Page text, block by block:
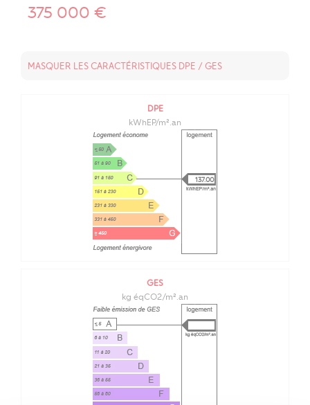
375 000 €
MASQUER LES CARACTÉRISTIQUES DPE / GES
DPE
kWhEP/m².an
137.00
GES
kg éqCO2/m².an